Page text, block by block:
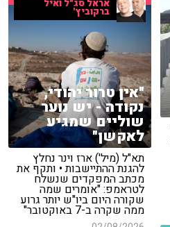
אראל סג"ל ואיל
ברקוביץ'
"אין טרור יהודי,
נקודה - יש נוער
שוליים שמגיע
לאקשן"
תא"ל (מיל') ארז וינר נחלץ
להגנת ההתיישבות • ותקף את
מכתב המפקדים שנשלח
לטראמפ: "אומרים שמה
שקורה היום ביו"ש יותר גרוע
ממה שקרה ב-7 באוקטובר"